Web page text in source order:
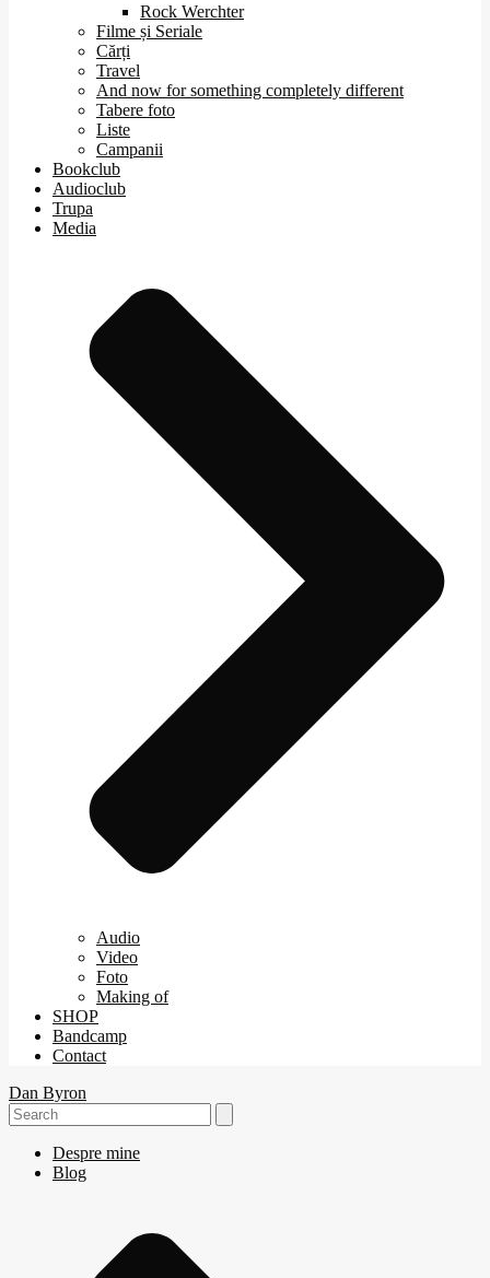
Rock Werchter
Filme și Seriale
Cărți
Travel
And now for something completely different
Tabere foto
Liste
Campanii
Bookclub
Audioclub
Trupa
Media
Audio
Video
Foto
Making of
SHOP
Bandcamp
Contact
Dan Byron
Search
for:
Despre mine
Blog